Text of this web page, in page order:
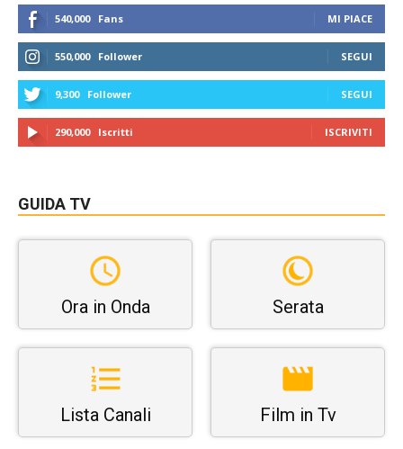
540,000 Fans MI PIACE
550,000 Follower SEGUI
9,300 Follower SEGUI
290,000 Iscritti ISCRIVITI
GUIDA TV
Ora in Onda Serata
Lista Canali Film in Tv